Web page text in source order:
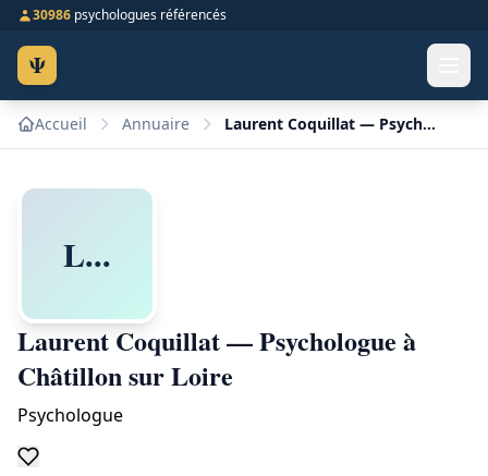
30986 psychologues référencés
Ψ
Accueil Annuaire Laurent Coquillat — Psychologue à Châtillon sur Loire
L...
Laurent Coquillat — Psychologue à
Châtillon sur Loire
Psychologue